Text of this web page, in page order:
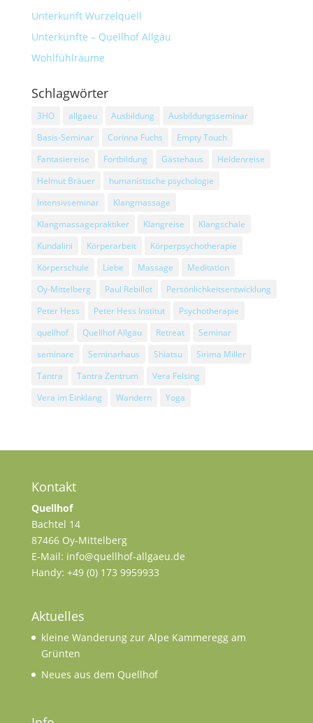
Unterkunft Wurzelquell
Unterkünfte – Quellhof Allgäu
Wohlfühlräume
Schlagwörter
3HO allgaeu Ausbildung
Ausbildungsseminar
Basis-Seminar
Corinna Fuchs
Empty Touch
Fantasiereise
Fortbildung Gästehaus
Heldenreise
Helmut Bräuer
humanistische psychologie
Intensivseminar
Klangmassage
Klangmassagepraktiker
Klangreise
Klangschale
Kundalini
Körperarbeit
Körperpsychotherapie
Körperschule
Liebe Massage
Meditation
Oy-Mittelberg
Paul Rebillot
Persönlichkeitsentwicklung
Peter Hess
Peter Hess Institut
Psychotherapie
quellhof
Quellhof Allgäu Retreat
Seminar
seminare
Seminarhaus Shiatsu
Sirima Miller
Tantra
Tantra Zentrum
Vera Felsing
Vera im Einklang
Wandern Yoga
Kontakt
Quellhof
Bachtel 14
87466 Oy-Mittelberg
E-Mail: info@quellhof-allgaeu.de
Handy: +49 (0) 173 9959933
Aktuelles
kleine Wanderung zur Alpe Kammeregg am
Grünten
Neues aus dem Quellhof